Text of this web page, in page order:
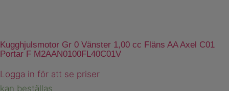
Kugghjulsmotor Gr 0 Vänster 1,00 cc Fläns AA Axel C01
Portar F M2AAN0100FL40C01V
Logga in för att se priser
kan beställas